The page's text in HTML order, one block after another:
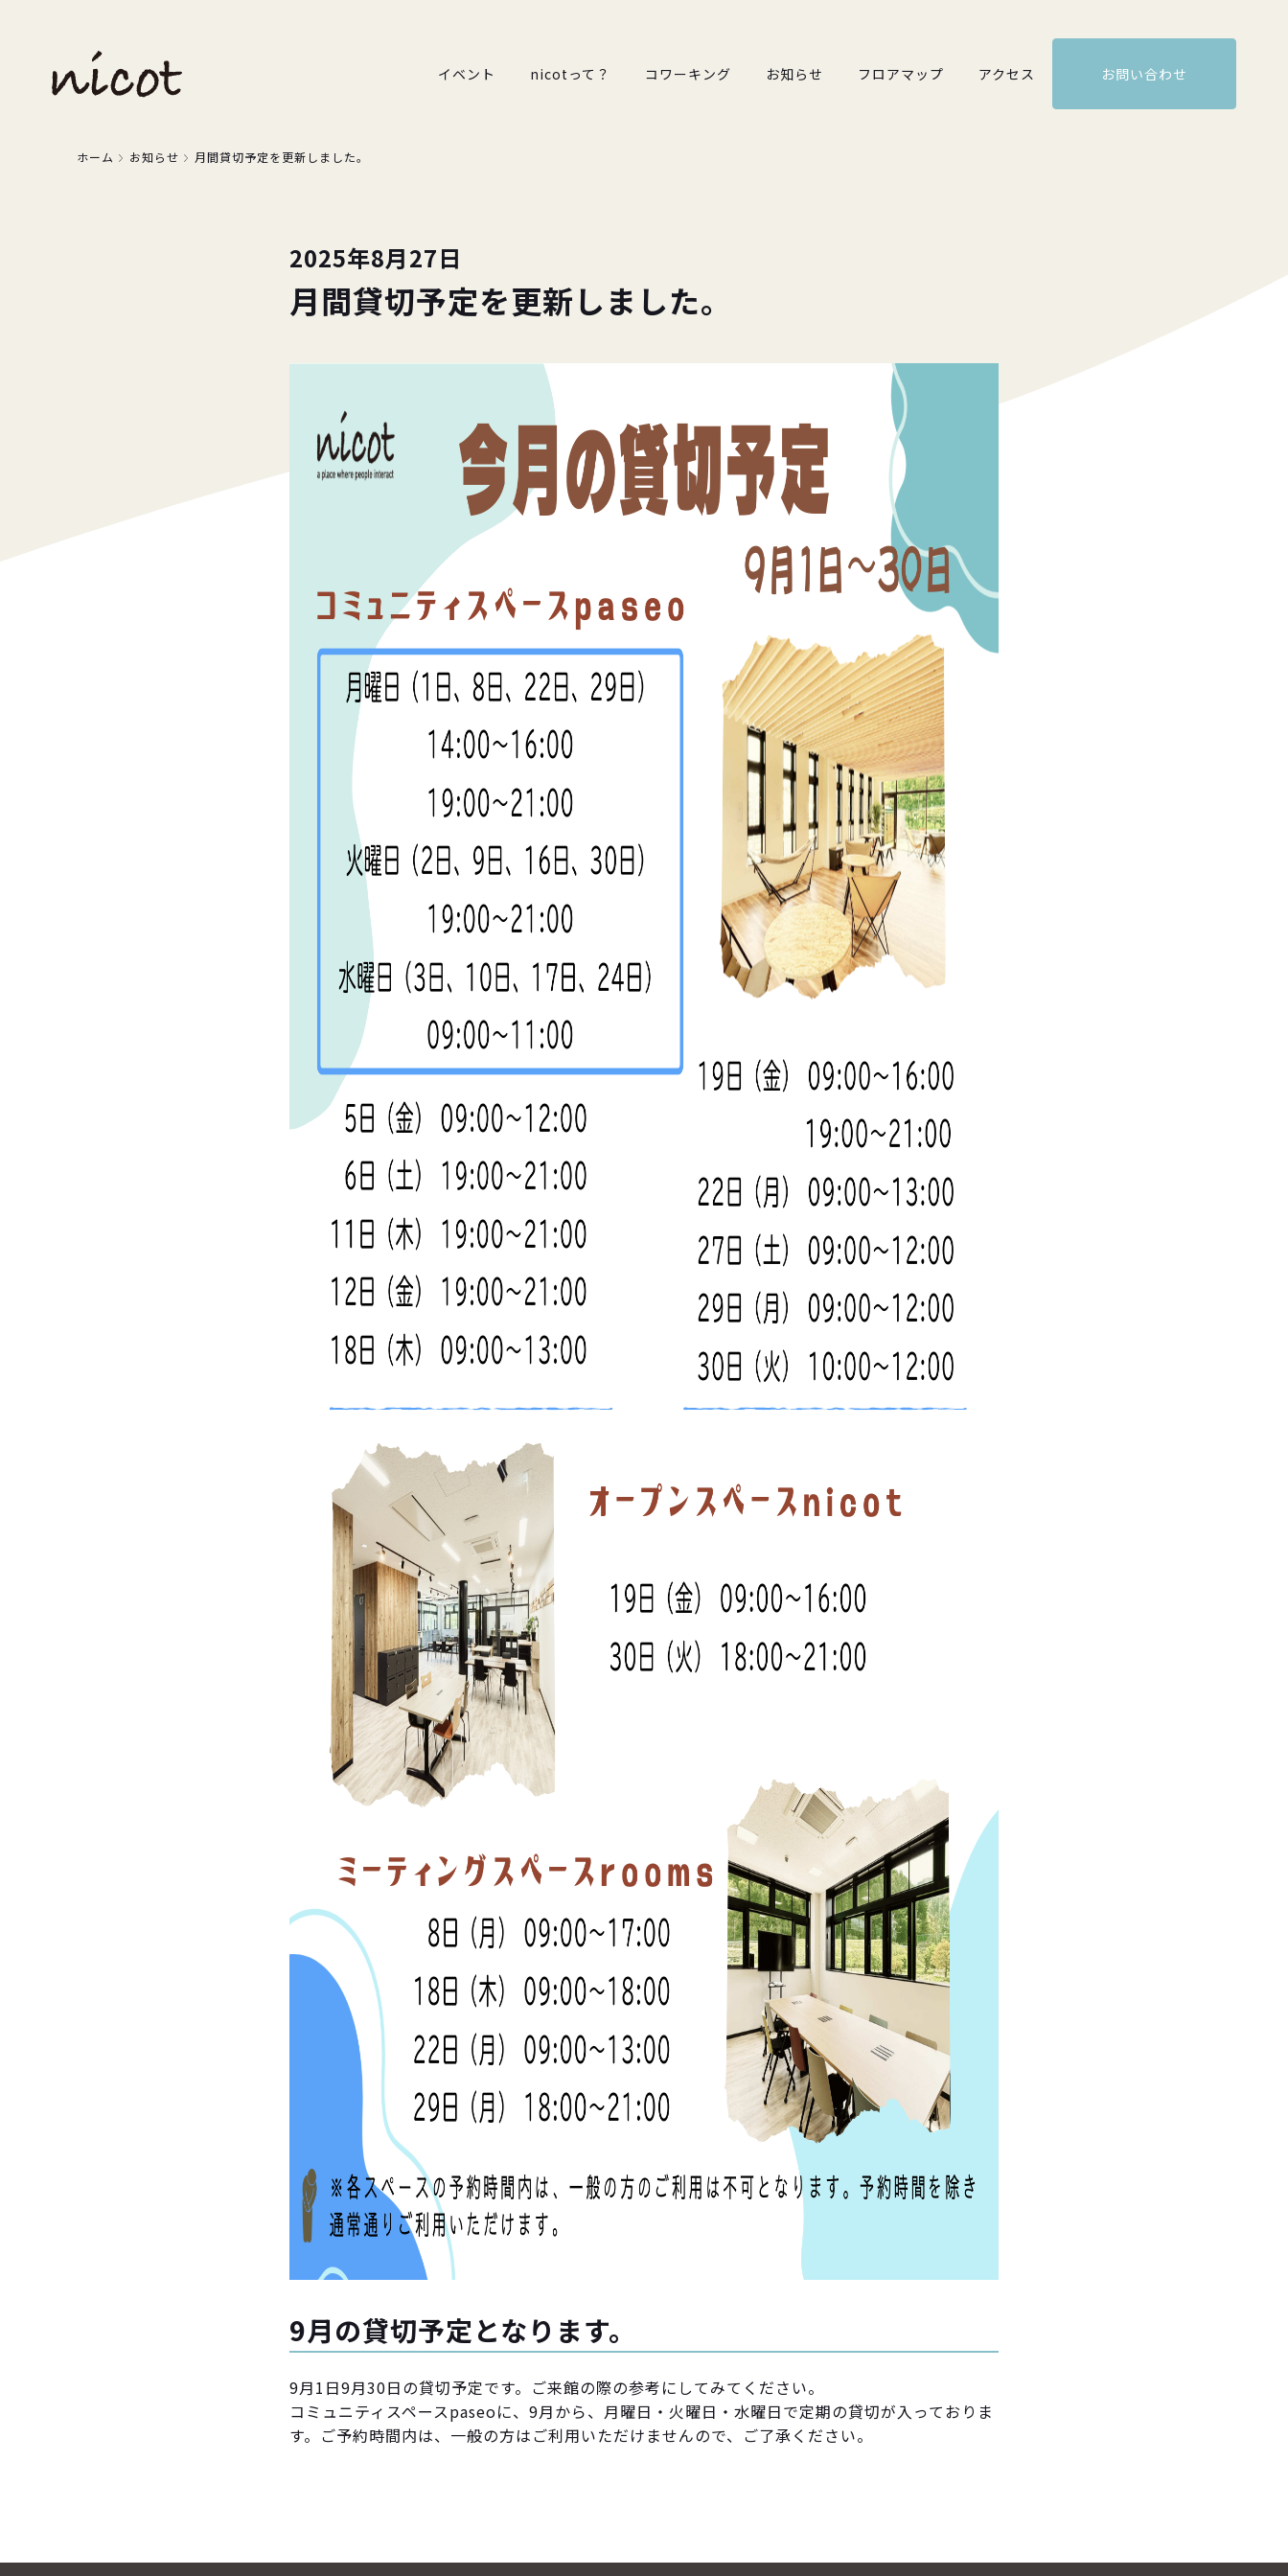
イベント nicotって？ コワーキング お知らせ フロアマップ アクセス お問い合わせ
ホーム お知らせ 月間貸切予定を更新しました。
2025年8月27日
月間貸切予定を更新しました。
9月の貸切予定となります。
9月1日9月30日の貸切予定です。ご来館の際の参考にしてみてください。
コミュニティスペースpaseoに、9月から、月曜日・火曜日・水曜日で定期の貸切が入っておりま
す。ご予約時間内は、一般の方はご利用いただけませんので、ご了承ください。